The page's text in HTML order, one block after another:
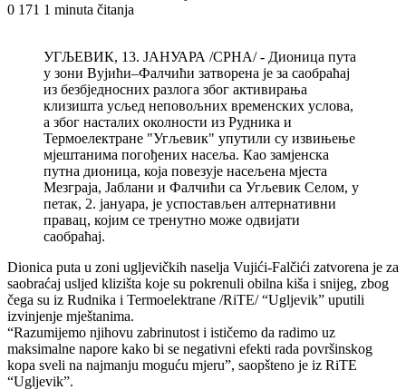
0 171 1 minuta čitanja
УГЉЕВИК, 13. ЈАНУАРА /СРНА/ - Дионица пута
у зони Вујићи–Фалчићи затворена је за саобраћај
из безбједносних разлога због активирања
клизишта усљед неповољних временских услова,
а због насталих околности из Рудника и
Термоелектране "Угљевик" упутили су извињење
мјештанима погођених насеља. Као замјенска
путна дионица, која повезује насељена мјеста
Мезграја, Јаблани и Фалчићи са Угљевик Селом, у
петак, 2. јануара, је успостављен алтернативни
правац, којим се тренутно може одвијати
саобраћај.
Dionica puta u zoni ugljevičkih naselja Vujići-Falčići zatvorena je za
saobraćaj usljed klizišta koje su pokrenuli obilna kiša i snijeg, zbog
čega su iz Rudnika i Termoelektrane /RiTE/ “Ugljevik” uputili
izvinjenje mještanima.
“Razumijemo njihovu zabrinutost i ističemo da radimo uz
maksimalne napore kako bi se negativni efekti rada površinskog
kopa sveli na najmanju moguću mjeru”, saopšteno je iz RiTE
“Ugljevik”.